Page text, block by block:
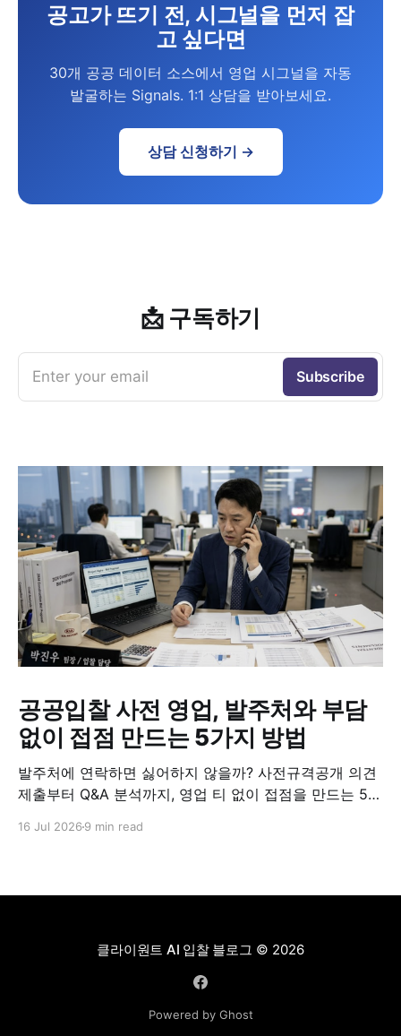
공고가 뜨기 전, 시그널을 먼저 잡
고 싶다면
30개 공공 데이터 소스에서 영업 시그널을 자동
발굴하는 Signals. 1:1 상담을 받아보세요.
상담 신청하기 →
📩 구독하기
Enter your email Subscribe
공공입찰 사전 영업, 발주처와 부담
없이 접점 만드는 5가지 방법
발주처에 연락하면 싫어하지 않을까? 사전규격공개 의견
제출부터 Q&A 분석까지, 영업 티 없이 접점을 만드는 5가
16 Jul 2026 9 min read
클라이원트 AI 입찰 블로그 © 2026
Powered by Ghost